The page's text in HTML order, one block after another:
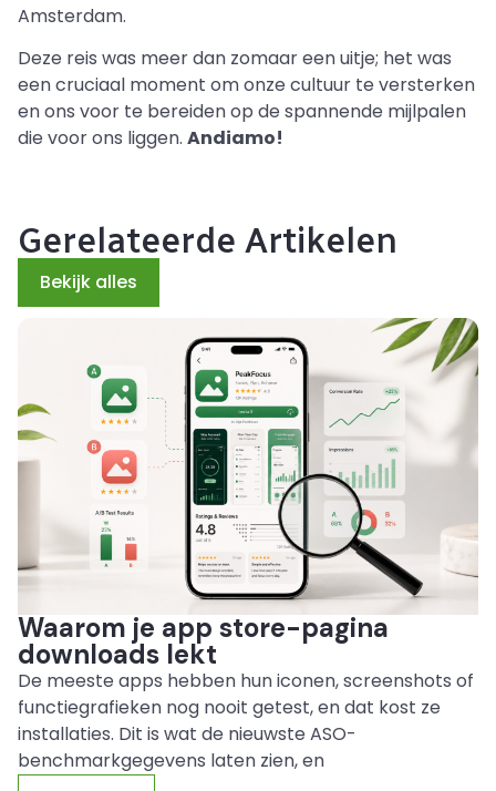
Amsterdam.
Deze reis was meer dan zomaar een uitje; het was
een cruciaal moment om onze cultuur te versterken
en ons voor te bereiden op de spannende mijlpalen
die voor ons liggen. Andiamo!
Gerelateerde Artikelen
Bekijk alles
Waarom je app store-pagina
downloads lekt
De meeste apps hebben hun iconen, screenshots of
functiegrafieken nog nooit getest, en dat kost ze
installaties. Dit is wat de nieuwste ASO-
benchmarkgegevens laten zien, en